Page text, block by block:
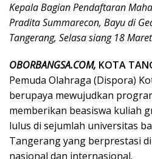
Kepala Bagian Pendaftaran
Pradita Summarecon, Bayu di
Tangerang, Selasa siang 18
OBORBANGSA.COM, KOTA
Pemuda Olahraga (Dispora)
berupaya mewujudkan
memberikan beasiswa kuliah
lulus di sejumlah universitas
Tangerang yang berprestasi
nasional dan internasional.